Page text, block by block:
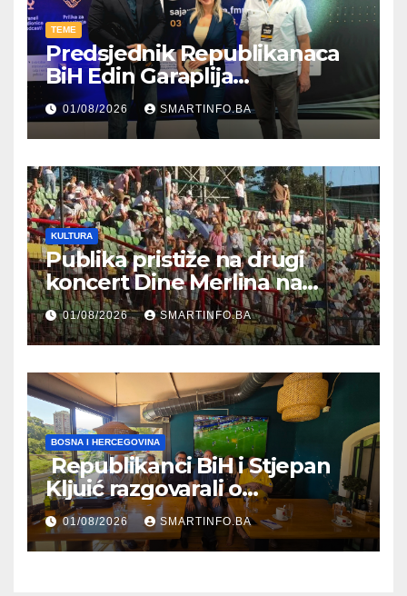
TEME
Predsjednik Republikanaca
BiH Edin Garaplija
prisustvovao prezentaciji
Federalnog sajma
zapošljavanja
01/08/2026 SMARTINFO.BA
KULTURA
Publika pristiže na drugi
koncert Dine Merlina na
Koševu
01/08/2026 SMARTINFO.BA
BOSNA I HERCEGOVINA
Republikanci BiH i Stjepan
Kljuić razgovarali o
evropskom putu Bosne i
Hercegovine
01/08/2026 SMARTINFO.BA